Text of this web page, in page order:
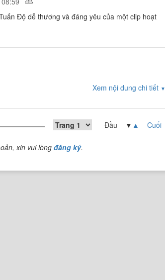
Độ dễ thương và đáng yêu của một clip hoạt
Xem nội dung chi tiết ▼
Đầu ▼ ▲ Cuối
xin vui lòngđăng ký.